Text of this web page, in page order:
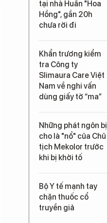
tại nhà Huấn "Hoa
Hồng", gần 20h
chưa rời đi
Khẩn trương kiểm
tra Công ty
Slimaura Care Việt
Nam về nghi vấn
dùng giấy tờ “ma”
Những phát ngôn bị
cho là "nổ" của Chủ
tịch Mekolor trước
khi bị khởi tố
Bộ Y tế mạnh tay
chặn thuốc cổ
truyền giả